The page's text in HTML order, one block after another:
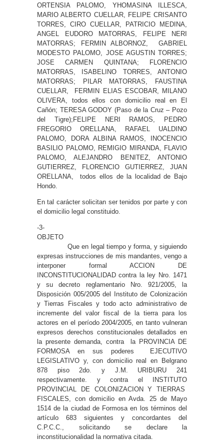
ORTENSIA PALOMO, YHOMASINA ILLESCA,
MARIO ALBERTO CUELLAR, FELIPE CRISANTO
TORRES, CIRO CUELLAR, PATRICIO MEDINA,
ANGEL EUDORO MATORRAS, FELIPE NERI
MATORRAS; FERMIN ALBORNOZ, GABRIEL
MODESTO PALOMO, JOSE AGUSTIN TORRES;
JOSE CARMEN QUINTANA; FLORENCIO
MATORRAS, ISABELINO TORRES, ANTONIO
MATORRAS; PILAR MATORRAS, FAUSTINA
CUELLAR, FERMIN ELIAS ESCOBAR, MILANO
OLIVERA, todos ellos con domicilio real en El
Cañón; TERESA GODOY (Paso de la Cruz – Pozo
del Tigre);FELIPE NERI RAMOS, PEDRO
FREGORIO ORELLANA, RAFAEL UALDINO
PALOMO, DORA ALBINA RAMOS, INOCENCIO
BASILIO PALOMO, REMIGIO MIRANDA, FLAVIO
PALOMO, ALEJANDRO BENITEZ, ANTONIO
GUTIERREZ, FLORENCIO GUTIERREZ, JUAN
ORELLANA, todos ellos de la localidad de Bajo
Hondo.
En tal carácter solicitan ser tenidos por parte y con
el domicilio legal constituido.
-3-
OBJETO
Que en legal tiempo y forma, y siguiendo
expresas instrucciones de mis mandantes, vengo a
interponer formal ACCION DE
INCONSTITUCIONALIDAD contra la ley Nro. 1471
y su decreto reglamentario Nro. 921/2005, la
Disposición 005/2005 del Instituto de Colonización
y Tierras Fiscales y todo acto administrativo de
incremente del valor fiscal de la tierra para los
actores en el período 2004/2005, en tanto vulneran
expresos derechos constitucionales detallados en
la presente demanda, contra la PROVINCIA DE
FORMOSA en sus poderes EJECUTIVO
LEGISLATIVO y, con domicilio real en Belgrano
878 piso 2do. y J.M. URIBURU 241
respectivamente. y contra el INSTITUTO
PROVINCIAL DE COLONIZACION Y TIERRAS
FISCALES, con domicilio en Avda. 25 de Mayo
1514 de la ciudad de Formosa en los términos del
artículo 683 siguientes y concordantes del
C.P.C.C., solicitando se declare la
inconstitucionalidad la normativa citada.